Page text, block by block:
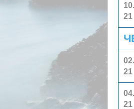
21
21
21